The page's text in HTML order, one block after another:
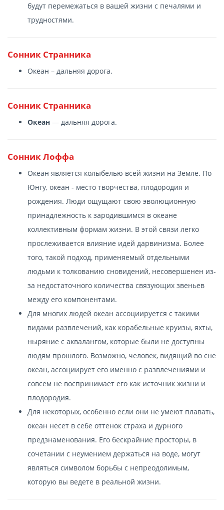
будут перемежаться в вашей жизни с печалями и
трудностями.
Сонник Странника
Океан – дальняя дорога.
Сонник Странника
Океан — дальняя дорога.
Сонник Лоффа
Океан является колыбелью всей жизни на Земле. По
Юнгу, океан - место творчества, плодородия и
рождения. Люди ощущают свою эволюционную
принадлежность к зародившимся в океане
коллективным формам жизни. В этой связи легко
прослеживается влияние идей дарвинизма. Более
того, такой подход, применяемый отдельными
людьми к толкованию сновидений, несовершенен из-
за недостаточного количества связующих звеньев
между его компонентами.
Для многих людей океан ассоциируется с такими
видами развлечений, как корабельные круизы, яхты,
ныряние с аквалангом, которые были не доступны
людям прошлого. Возможно, человек, видящий во сне
океан, ассоциирует его именно с развлечениями и
совсем не воспринимает его как источник жизни и
плодородия.
Для некоторых, особенно если они не умеют плавать,
океан несет в себе оттенок страха и дурного
предзнаменования. Его бескрайние просторы, в
сочетании с неумением держаться на воде, могут
являться символом борьбы с непреодолимым,
которую вы ведете в реальной жизни.